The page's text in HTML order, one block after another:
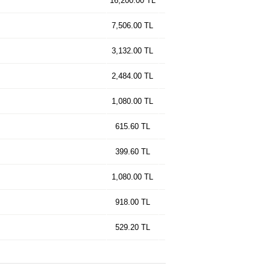
7,506.00 TL
3,132.00 TL
2,484.00 TL
1,080.00 TL
615.60 TL
399.60 TL
1,080.00 TL
918.00 TL
529.20 TL